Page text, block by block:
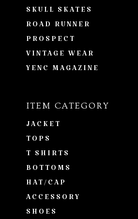
SKULL SKATES
ROAD RUNNER
PROSPECT
VINTAGE WEAR
YENC MAGAZINE
ITEM CATEGORY
JACKET
TOPS
T SHIRTS
BOTTOMS
HAT/CAP
ACCESSORY
SHOES